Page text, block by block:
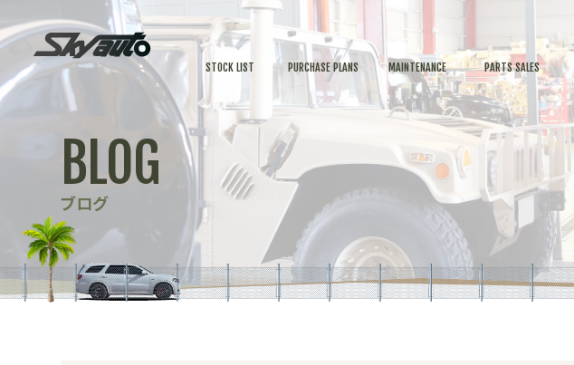
STOCK LIST PURCHASE PLANS MAINTENANCE PARTS SALES
BLOG
ブログ